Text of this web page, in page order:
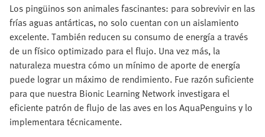
Los pingüinos son animales fascinantes: para sobrevivir en las
frías aguas antárticas, no solo cuentan con un aislamiento
excelente. También reducen su consumo de energía a través
de un físico optimizado para el flujo. Una vez más, la
naturaleza muestra cómo un mínimo de aporte de energía
puede lograr un máximo de rendimiento. Fue razón suficiente
para que nuestra Bionic Learning Network investigara el
eficiente patrón de flujo de las aves en los AquaPenguins y lo
implementara técnicamente.